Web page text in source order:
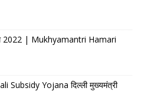
2022 | Mukhyamantri Hamari
Yojana दिल्ली मुख्यमंत्री